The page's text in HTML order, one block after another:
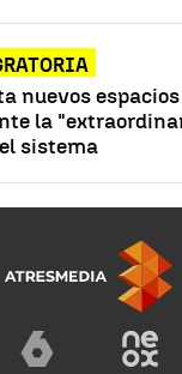
nuevos
la
sistema